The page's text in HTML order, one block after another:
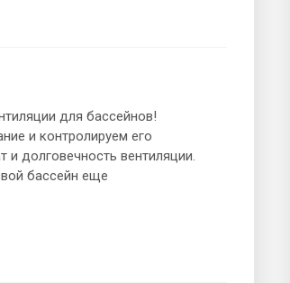
для бассейнов!
и контролируем его
долговечность вентиляции.
бассейн еще